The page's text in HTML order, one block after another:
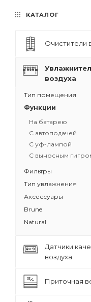
КАТАЛОГ
Очистители
воздуха
Тип помещения
Функции
На батарею
С автоподачей
С уф-лампой
С выносным
Фильтры
Тип увлажнения
Аксессуары
Brune
Natural
Датчики
воздуха
Приточная